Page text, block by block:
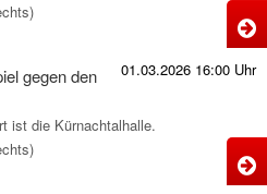
01.03.2026 16:00 Uhr
gegen den
ist die Kürnachtalhalle.